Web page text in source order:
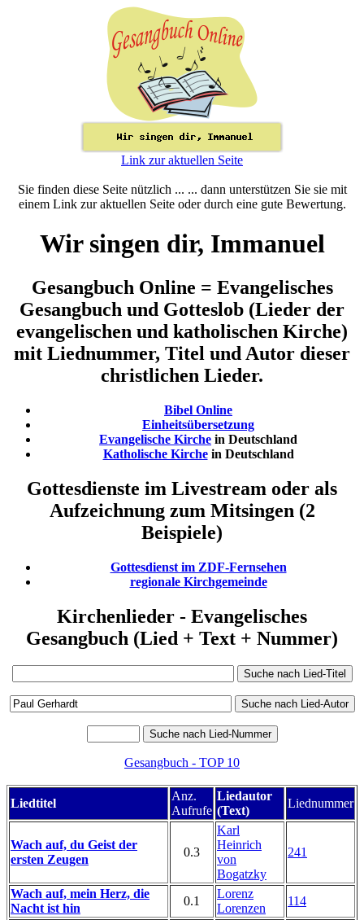
Link zur aktuellen Seite
Sie finden diese Seite nützlich ... ... dann unterstützen Sie sie mit
einem Link zur aktuellen Seite oder durch eine gute Bewertung.
Wir singen dir, Immanuel
Gesangbuch Online = Evangelisches
Gesangbuch und Gotteslob (Lieder der
evangelischen und katholischen Kirche)
mit Liednummer, Titel und Autor dieser
christlichen Lieder.
Bibel Online
Einheitsübersetzung
Evangelische Kirche in Deutschland
Katholische Kirchein Deutschland
Gottesdienste im Livestream oder als
Aufzeichnung zum Mitsingen (2
Beispiele)
Gottesdienst im ZDF-Fernsehen
regionale Kirchgemeinde
Kirchenlieder - Evangelisches
Gesangbuch (Lied + Text + Nummer)
Gesangbuch - TOP 10
Liedtitel
Anz.
Aufrufe
Liedautor
(Text)
Liednummer
Wach auf, du Geist der
ersten Zeugen
0.3
Karl
Heinrich
von
Bogatzky
241
Wach auf, mein Herz, die
Nacht ist hin
0.1
Lorenz
Lorenzen
114